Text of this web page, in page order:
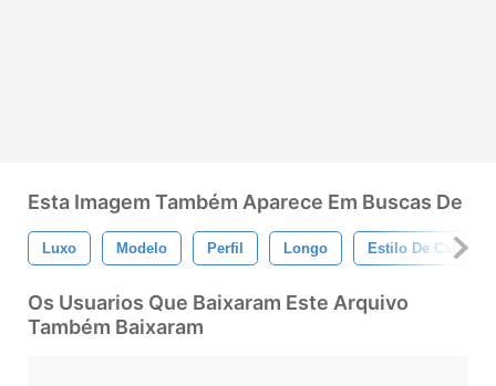
Esta Imagem Também Aparece Em Buscas De
Luxo Modelo Perfil Longo Estilo De Cabelo
Os Usuarios Que Baixaram Este Arquivo
Também Baixaram